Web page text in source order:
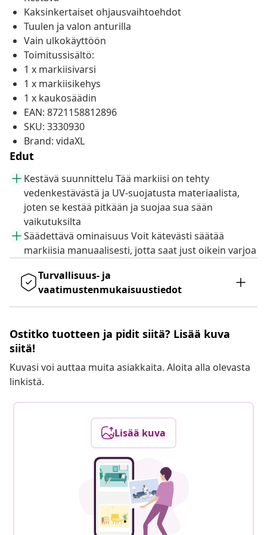
Kaksinkertaiset ohjausvaihtoehdot
Tuulen ja valon anturilla
Vain ulkokäyttöön
Toimitussisältö:
1 x markiisivarsi
1 x markiisikehys
1 x kaukosäädin
EAN: 8721158812896
SKU: 3330930
Brand: vidaXL
Edut
Kestävä suunnittelu Tää markiisi on tehty
vedenkestävästä ja UV-suojatusta materiaalista,
joten se kestää pitkään ja suojaa sua sään
vaikutuksilta
Säädettävä ominaisuus Voit kätevästi säätää
markiisia manuaalisesti, jotta saat just oikein varjoa
Turvallisuus- ja
vaatimustenmukaisuustiedot
Ostitko tuotteen ja pidit siitä? Lisää kuva
siitä!
Kuvasi voi auttaa muita asiakkaita. Aloita alla olevasta
linkistä.
Lisää kuva